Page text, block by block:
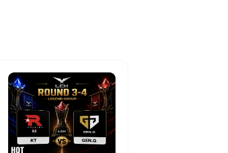
báo từ các nhà kinh tế, ghi nhận
đó, số liệu việc làm phi nông